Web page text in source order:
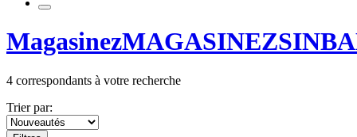
MagasinezMAGASINEZ
4 correspondants à votre recherche
Trier par: